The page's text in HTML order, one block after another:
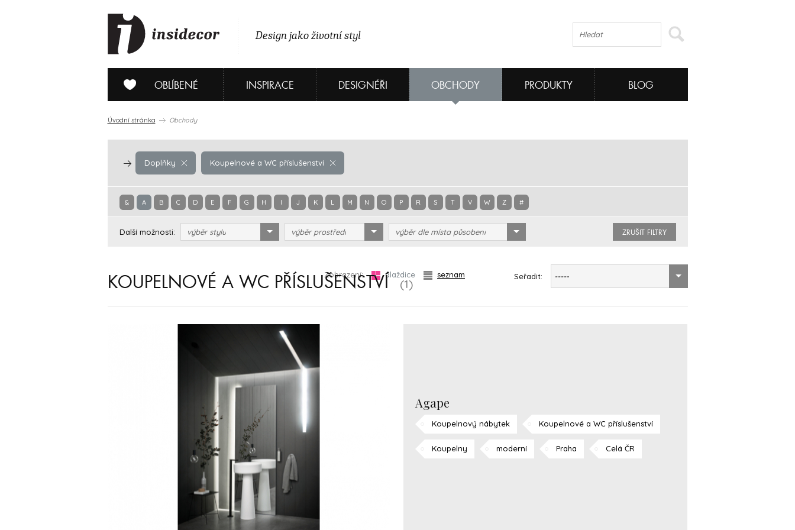
Design jako životní styl
OBLÍBENÉ INSPIRACE DESIGNÉŘI OBCHODY PRODUKTY BLOG
Úvodní stránka Obchody
Doplňky Koupelnové a WC příslušenství
& A B C D E F G H I J K L M N O P R S T V W Z #
Další možnosti: výběr stylu výběr prostředí výběr dle místa působení ZRUŠIT FILTRY
KOUPELNOVÉ A WC PŘÍSLUŠENSTVÍ (1)
Zobrazení: dlaždice seznam Seřadit: -----
Agape
Koupelnový nábytek Koupelnové a WC příslušenství
Koupelny moderní Praha Celá ČR